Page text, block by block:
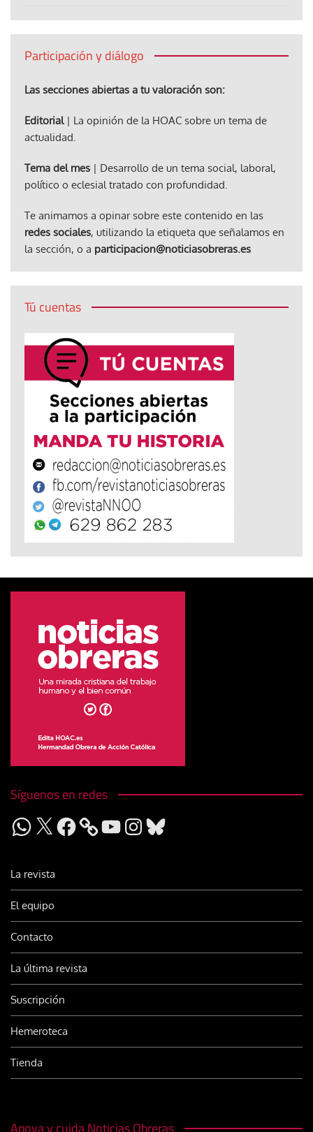
Participación y diálogo
Las secciones abiertas a tu valoración son:
Editorial| La opinión de la HOAC sobre un tema de
actualidad.
Tema del mes | Desarrollo de un tema social, laboral,
político o eclesial tratado con profundidad.
Te animamos a opinar sobre este contenido en las
redes sociales, utilizando la etiqueta que señalamos en
la sección, o a participacion@noticiasobreras.es
Tú cuentas
Síguenos en redes
WhatsApp
X Facebook YouTubeInstagram
Bluesky
La revista
El equipo
Contacto
La última revista
Suscripción
Hemeroteca
Tienda
Apoya y cuida Noticias Obreras